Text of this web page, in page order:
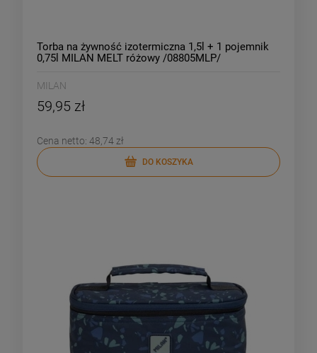
Torba na żywność izotermiczna 1,5l + 1 pojemnik
0,75l MILAN MELT różowy /08805MLP/
MILAN
59,95 zł
Cena netto: 48,74 zł
DO KOSZYKA